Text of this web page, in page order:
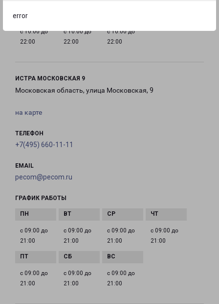
error
с 10:00 до
22:00
с 10:00 до
22:00
с 10:00 до
22:00
ИСТРА МОСКОВСКАЯ 9
Московская область, улица Московская, 9
на карте
ТЕЛЕФОН
+7(495) 660-11-11
EMAIL
pecom@pecom.ru
ГРАФИК РАБОТЫ
с 09:00 до
21:00
с 09:00 до
21:00
с 09:00 до
21:00
с 09:00 до
21:00
с 09:00 до
21:00
с 09:00 до
21:00
с 09:00 до
21:00